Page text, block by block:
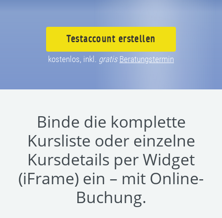
Testaccount erstellen
kostenlos, inkl. gratis Beratungstermin
Binde die komplette
Kursliste oder einzelne
Kursdetails per Widget
(iFrame) ein – mit Online-
Buchung.